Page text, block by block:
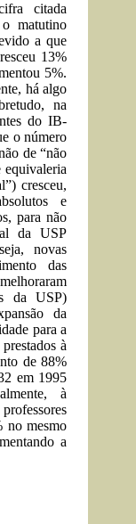
citada
matutino
a que
13%
5%.
há algo
na
do IB-
o número
de “não
equivaleria
cresceu,
e
para não
da USP
novas
das
da USP)
da
para a
à
de 88%
em 1995
à
no mesmo
a